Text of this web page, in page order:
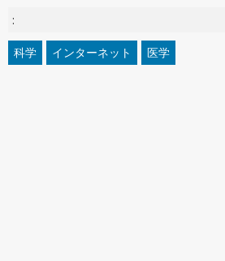
:
科学 インターネット 医学